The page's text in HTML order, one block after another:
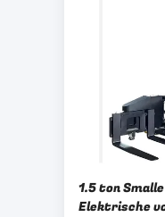
1.5 ton
Elektrische